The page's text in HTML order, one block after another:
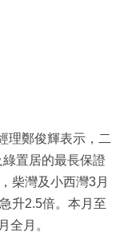
理鄭俊輝表示，二
置居的最長保證
柴灣及小西灣3月
升2.5倍。本月至
全月。